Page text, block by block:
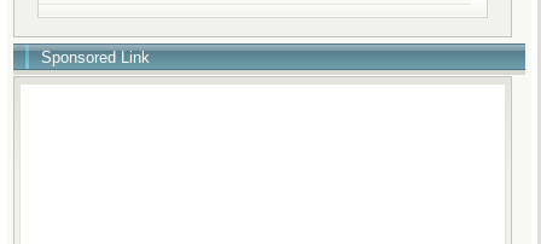
Sponsored Link